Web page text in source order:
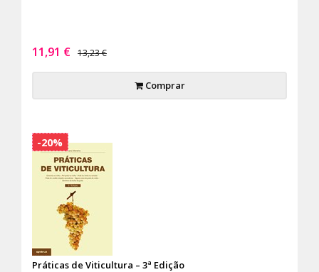
11,91 € 13,23 €
Comprar
Práticas de Viticultura – 3ª Edição
-20%